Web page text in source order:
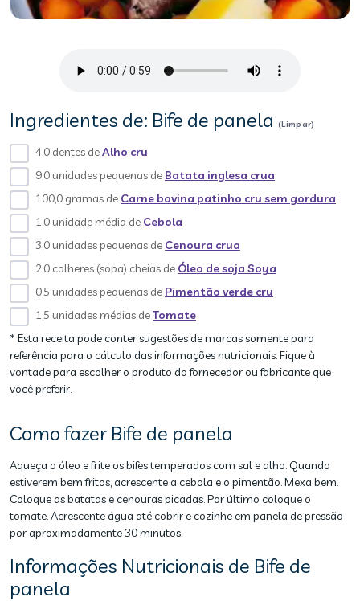
Ingredientes de: Bife de panela (Limpar)
4,0 dentes deAlho cru
9,0 unidades pequenas de Batata inglesa crua
100,0 gramas de Carne bovina patinho cru sem gordura
1,0 unidade média de Cebola
3,0 unidades pequenas de Cenoura crua
2,0 colheres (sopa) cheias de Óleo de soja Soya
0,5 unidades pequenas de Pimentão verde cru
1,5 unidades médias deTomate
* Esta receita pode conter sugestões de marcas somente para
referência para o cálculo das informações nutricionais. Fique à
vontade para escolher o produto do fornecedor ou fabricante que
você preferir.
Como fazer Bife de panela
Aqueça o óleo e frite os bifes temperados com sal e alho. Quando
estiverem bem fritos, acrescente a cebola e o pimentão. Mexa bem.
Coloque as batatas e cenouras picadas. Por último coloque o
tomate. Acrescente água até cobrir e cozinhe em panela de pressão
por aproximadamente 30 minutos.
Informações Nutricionais de Bife de
panela